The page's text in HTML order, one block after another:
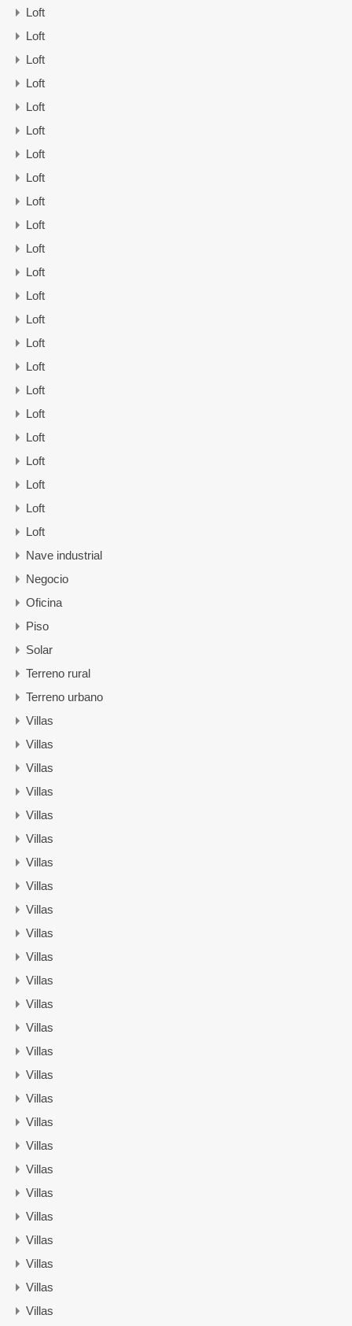
Loft
Loft
Loft
Loft
Loft
Loft
Loft
Loft
Loft
Loft
Loft
Loft
Loft
Loft
Loft
Loft
Loft
Loft
Loft
Loft
Loft
Loft
Loft
Nave industrial
Negocio
Oficina
Piso
Solar
Terreno rural
Terreno urbano
Villas
Villas
Villas
Villas
Villas
Villas
Villas
Villas
Villas
Villas
Villas
Villas
Villas
Villas
Villas
Villas
Villas
Villas
Villas
Villas
Villas
Villas
Villas
Villas
Villas
Villas